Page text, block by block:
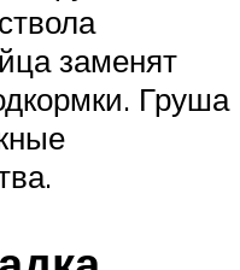
заменят
Груша